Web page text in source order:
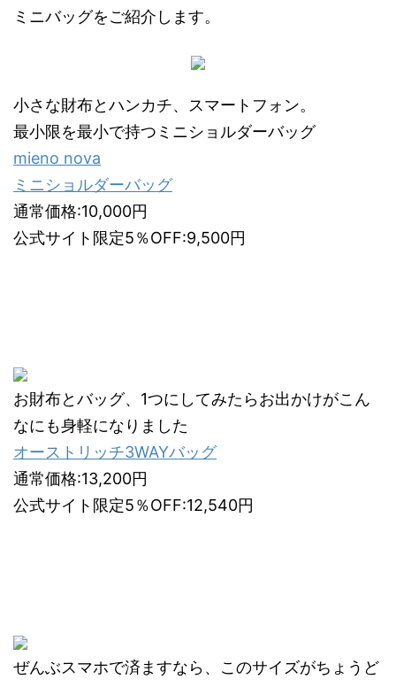
ミニバッグをご紹介します。
小さな財布とハンカチ、スマートフォン。
最小限を最小で持つミニショルダーバッグ
mieno nova
ミニショルダーバッグ
通常価格:10,000円
公式サイト限定5％OFF:9,500円
お財布とバッグ、1つにしてみたらお出かけがこん
なにも身軽になりました
オーストリッチ3WAYバッグ
通常価格:13,200円
公式サイト限定5％OFF:12,540円
ぜんぶスマホで済ますなら、このサイズがちょうど